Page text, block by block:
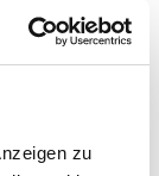
zu
und
legal/illegal
mit und
Lungomare